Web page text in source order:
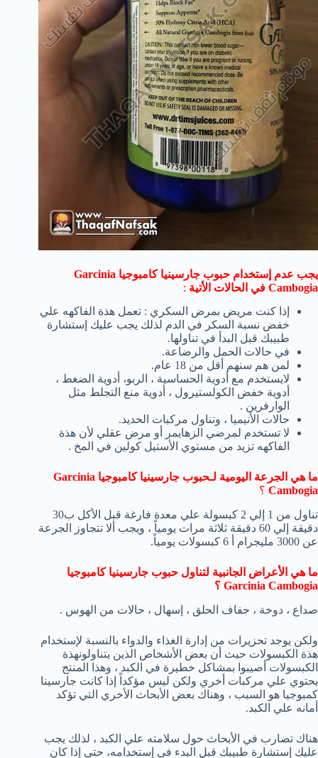
يجب عدم إستخدام حبوب جارسينيا كامبوجيا Garcinia
Cambogia في الحالات الأتية
:
إذا كنت مريض بمرض السكري : تعمل هذة الفاكهه علي
خفض نسبة السكر في الدم لذلك يجب عليك إستشارة
طبيبك قبل البدأ في تناولها.
في حالات الحمل والرضاعة.
لمن هم سنهم أقل من 18 عام.
لايستخدم مع أدوية الحساسية ، الربو، أدوية الضغط ،
أدوية خفض الكولستيرول ، أدوية منع التجلط مثل
الوارفرين .
حالات الأنيميا ، وتناول مركبات الحديد.
لا تستخدم لمرضي الزهايمر أو مرض عقلي لأن هذة
الفاكهه تزيد من مستوي الأستيل كولين في المخ .
ما هي الجرعة اليومية لـحبوب جارسينيا كامبوجيا Garcinia
Cambogia ؟
تناول من 1 إلي 2 كبسولة علي معدة فارغة قبل الأكل ب30
دقيقة إلي 60 دقيقة ثلاثة مرات يومياً ، ويجب ألا تتجاوز الجرعة
عن 3000 مليجرام أ 6 كبسولات يومياً.
ما هي الأعراض الجانبية لتناول حبوب جارسينيا كامبوجيا
Garcinia Cambogia ؟
صداع ، دوخة ، جفاف الحلق ، إسهال ، حالات من الهوس .
ولكن يوجد تحزيرات من إدارة الغذاء والدواء بالنسبة لإستخدام
هذة الكبسولات حيث أن بعض الأشخاص الذين يتناولونهذة
الكبسولات أصيبوا بمشاكل خطيرة في الكبد ، وهذا المنتج
يحتوي علي مركبات أخري ولكن ليس مؤكداً إذا كانت جارسينا
كمبوجيا هو السبب ، وهناك بعض الأبحاث الأخري التي تؤكد
أمانه علي الكبد.
هناك تضارب في الأبحاث حول سلامته علي الكبد ، لذلك يجب
عليك إستشارة طبيبك قبل البدء في إستخدامه، حتي إذا كان